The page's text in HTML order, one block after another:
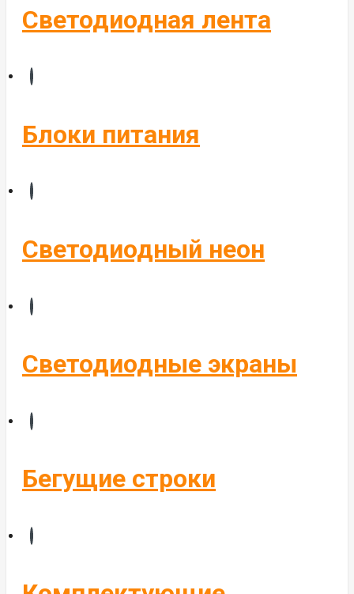
Светодиодная лента
Блоки питания
Светодиодный неон
Светодиодные экраны
Бегущие строки